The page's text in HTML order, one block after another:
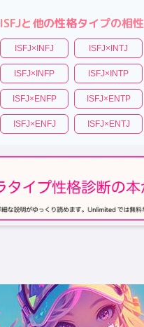
ISFJと他の性格タイプの相性
ISFJ× INFJ ISFJ× INTJ
ISFJ× INFP ISFJ× INTP
ISFJ× ENFP ISFJ× ENTP
ISFJ× ENFJ ISFJ× ENTJ